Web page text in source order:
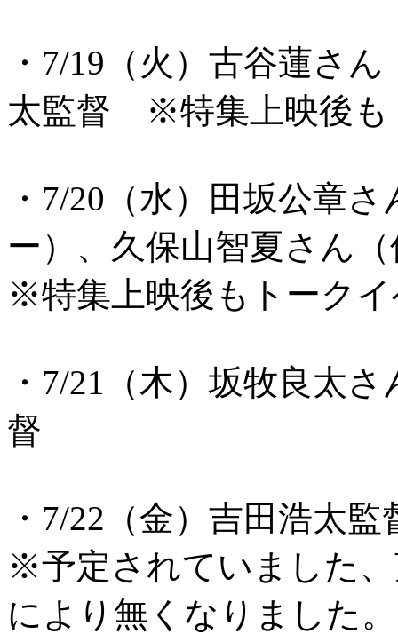
・7/19（火）古谷蓮さ
太監督 ※特集上映後も
・7/20（水）田坂公章
ー）、久保山智夏さん
※特集上映後もトーク
・7/21（木）坂牧良太
督
・7/22（金）吉田浩太監
※予定されていました
により無くなりました